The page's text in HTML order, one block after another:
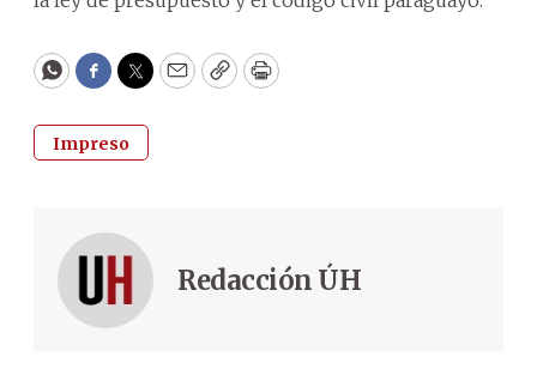
WhatsApp
Facebook
Twitter
EmailCopyPrint
Impreso
Redacción ÚH